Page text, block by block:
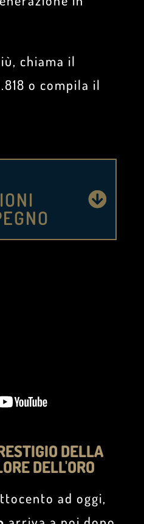
chiama il
o compila il
DELLA
DELL'ORO
ad oggi,